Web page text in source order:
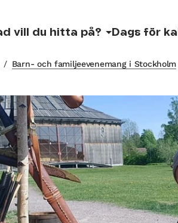
vill du hitta på? Dags för
/ Barn- och familjeevenemang i Stockholm